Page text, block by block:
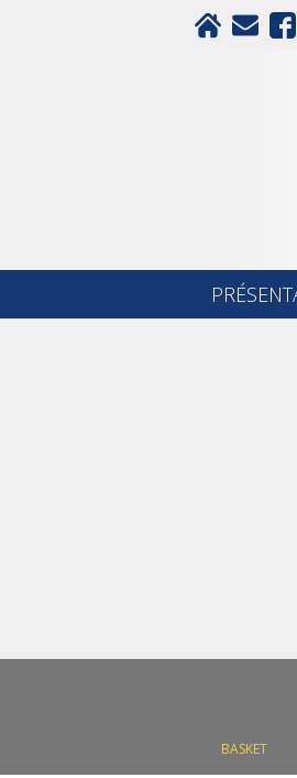
BASKET